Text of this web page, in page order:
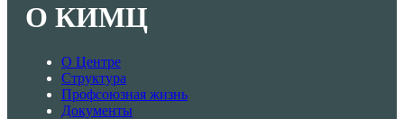
О КИМЦ
О Центре
Структура
Профсоюзная жизнь
Документы